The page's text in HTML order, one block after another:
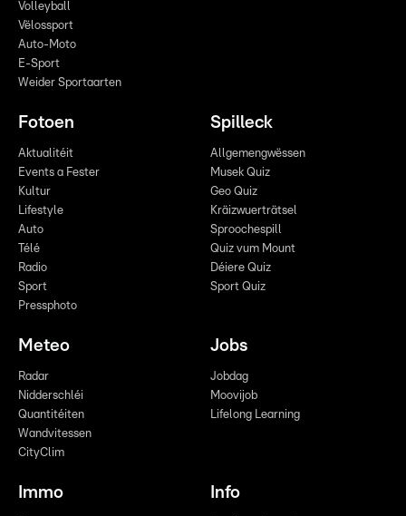
Volleyball
Vëlossport
Auto-Moto
E-Sport
Weider Sportaarten
Fotoen
Aktualitéit
Events a Fester
Kultur
Lifestyle
Auto
Télé
Radio
Sport
Pressphoto
Spilleck
Allgemengwëssen
Musek Quiz
Geo Quiz
Kräizwuerträtsel
Sproochespill
Quiz vum Mount
Déiere Quiz
Sport Quiz
Meteo
Radar
Nidderschléi
Quantitéiten
Wandvitessen
CityClim
Jobs
Jobdag
Moovijob
Lifelong Learning
Immo Info